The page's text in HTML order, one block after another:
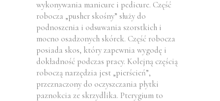
wykonywania manicure i pedicure. Część
robocza „pusher skośny” służy do
podnoszenia i odsuwania szorstkich i
mocno osadzonych skórek. Część robocza
posiada skos, który zapewnia wygodę i
dokładność podczas pracy. Kolejną częścią
roboczą narzędzia jest „pierścień”,
przeznaczony do oczyszczania płytki
paznokcia ze skrzydlika. Pterygium to